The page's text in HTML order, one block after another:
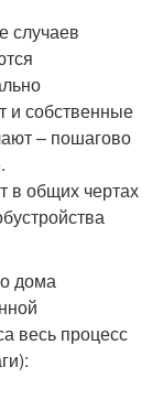
случаев
и собственные
– пошагово
в общих чертах
дома
весь процесс